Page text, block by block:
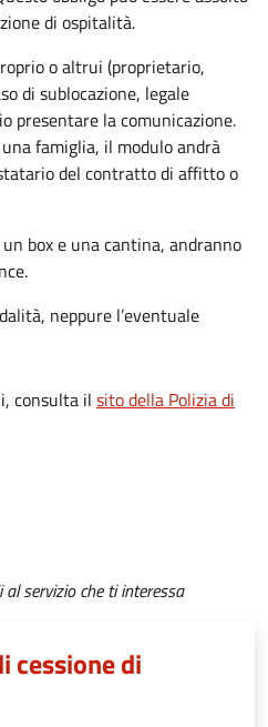
di ospitalità.
o altrui (proprietario,
di sublocazione, legale
presentare la comunicazione.
famiglia, il modulo andrà
del contratto di affitto o
box e una cantina, andranno
neppure l’eventuale
consulta il sito della Polizia di
servizio che ti interessa
cessione di